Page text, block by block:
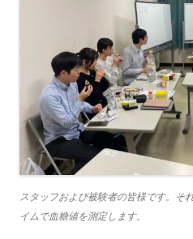
スタッフおよび被験者の皆様です。そ
イムで血糖値を測定します。